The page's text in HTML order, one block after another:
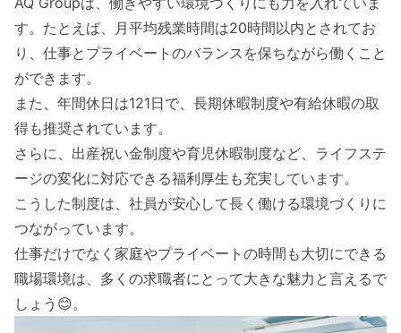
す。たとえば、月平均残業時間は20時間以内とされてお
り、仕事とプライベートのバランスを保ちながら働くこと
ができます。
また、年間休日は121日で、長期休暇制度や有給休暇の取
得も推奨されています。
さらに、出産祝い金制度や育児休暇制度など、ライフステ
ージの変化に対応できる福利厚生も充実しています。
こうした制度は、社員が安心して長く働ける環境づくりに
つながっています。
仕事だけでなく家庭やプライベートの時間も大切にできる
職場環境は、多くの求職者にとって大きな魅力と言えるで
しょう😊。